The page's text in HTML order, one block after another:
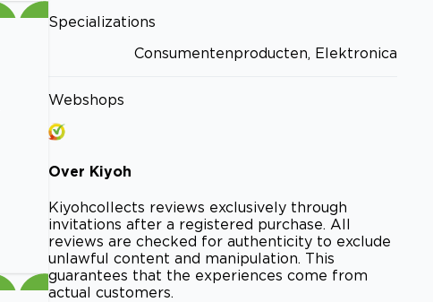
Specializations
Consumentenproducten, Elektronica
Webshops
Over Kiyoh
Kiyohcollects reviews exclusively through
invitations after a registered purchase. All
reviews are checked for authenticity to exclude
unlawful content and manipulation. This
guarantees that the experiences come from
actual customers.